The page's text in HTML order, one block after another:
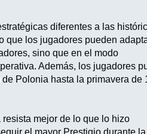
diferentes a las
que los jugadores pueden
sino que en el modo
Además, los jugadores
Polonia hasta la primavera de
mejor de lo que lo hizo
el mayor Prestigio durante la